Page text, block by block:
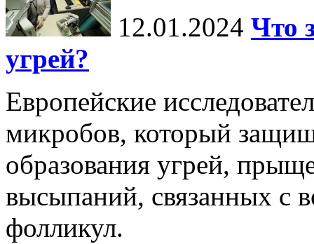
12.01.2024 Что
угрей?
Европейские
микробов, который
образования угрей,
высыпаний, связанных с
фолликул.